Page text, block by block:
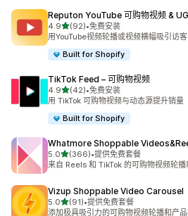
Reputon YouTube 可购物视频 &
4.9星（满分 5 星）
(92)
总共 92 条评论
•免费安装
用YouTube视频轮播或视频横幅吸引访客
Built for Shopify
TikTok Feed – 可购物视频
4.9星（满分 5 星）
(42)
总共 42 条评论
•免费安装
用 TikTok 可购物视频与动态源提升销量
Built for Shopify
Whatmore Shoppable
5.0星（满分 5 星）
(366)
总共 366 条评论
•提供免费套餐
来自 Reels 和 TikTok 的可购物视频轮播
Vizup Shoppable Video Carousel
5.0星（满分 5 星）
(91)
总共 91 条评论
•提供免费套餐
添加极具吸引力的可购物视频轮播和产